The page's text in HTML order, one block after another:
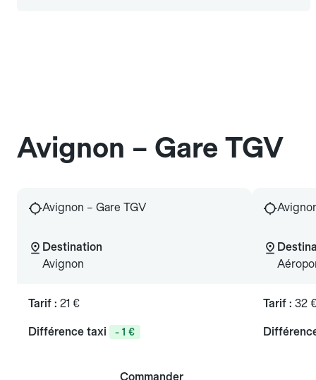
Avignon – Gare TGV
Avignon – Gare TGV
Destination
Avignon
Tarif : 21 €
Différence taxi - 1 €
Commander
Tarif : 32